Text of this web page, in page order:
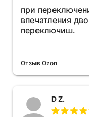
при
впечатления
переключиш.
Отзыв Ozon
D Z.